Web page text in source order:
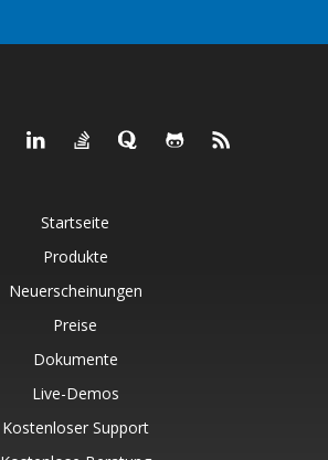
Startseite
Produkte
Neuerscheinungen
Preise
Dokumente
Live-Demos
Kostenloser Support